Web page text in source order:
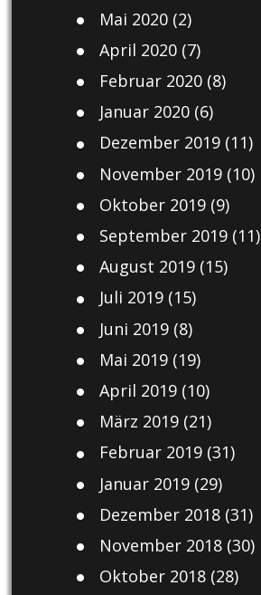
Mai 2020(2)
April 2020(7)
Februar 2020(8)
Januar 2020(6)
Dezember 2019(11)
November 2019(10)
Oktober 2019(9)
September 2019(11)
August 2019(15)
Juli 2019(15)
Juni 2019(8)
Mai 2019(19)
April 2019(10)
März 2019(21)
Februar 2019(31)
Januar 2019(29)
Dezember 2018(31)
November 2018(30)
Oktober 2018(28)